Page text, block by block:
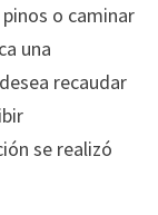
o caminar
una
recaudar
se realizó